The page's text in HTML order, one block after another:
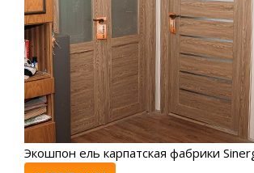
Экошпон ель карпатская фабрики